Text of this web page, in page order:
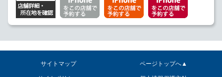
サイトマップ ページトップへ▲